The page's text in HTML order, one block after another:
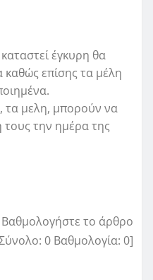
έγκυρη θα
καθώς επίσης τα μέλη
τα μελη, μπορούν να
τους την ημέρα της
Βαθμολογήστε το άρθρο
0 Βαθμολογία: 0]